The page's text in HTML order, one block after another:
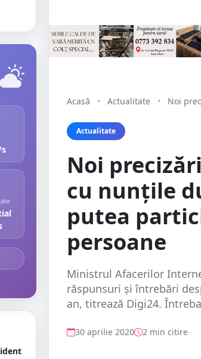
Acasă • Actualitate • Noi
Actualitate
Noi
cu nunțile
putea
persoane
Ministrul Afacerilor
răspunsuri și întrebări
an, titrează Digi24.
30 aprilie 2020 2 min citire